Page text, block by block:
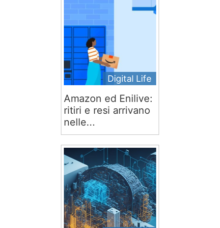
Digital Life
Amazon ed Enilive:
ritiri e resi arrivano
nelle...